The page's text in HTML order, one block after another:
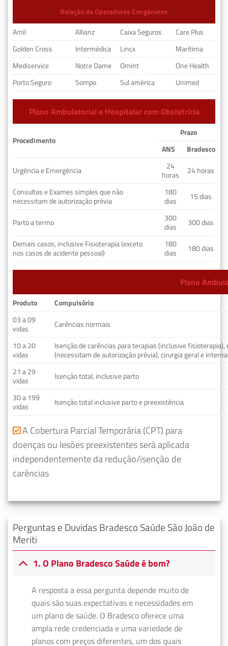
Relação de Operadoras Congêneres
Amil
Allianz Caixa Seguros
Care Plus
Golden Cross
Intermédica Lincx
Marítima
Mediservice
Notre Dame Omint
One Health
Porto Seguro
Sompo Sul américa Unimed
Plano Ambulatorial e Hospitalar com Obstetrícia
Procedimento
Prazo
ANS
Bradesco
Urgência e Emergência
24
horas
24 horas
Consultas e Exames simples que não
necessitam de autorização prévia
180
dias
15 dias
Parto a termo
300
dias
300 dias
Demais casos, inclusive Fisioterapia (exceto
nos casos de acidente pessoal)
180
dias
180 dias
Plano
Produto
Compulsório
03 a 09
vidas
Carências normais
10 a 20
vidas
Isenção de carências para terapias (inclusive fisioterapia),
(necessitam de autorização prévia), cirurgia geral e
21 a 29
vidas
Isenção total, inclusive parto
30 a 199
vidas
Isenção total inclusive parto e preexistência
A Cobertura Parcial Temporária (CPT) para
doenças ou lesões preexistentes será aplicada
independentemente da redução/isenção de
carências
Perguntas e Duvidas Bradesco Saúde São João de
Meriti
1. O Plano Bradesco Saúde é bom?
A resposta a essa pergunta depende muito de
quais são suas expectativas e necessidades em
um plano de saúde. O Bradesco oferece uma
ampla rede credenciada e uma variedade de
planos com preços diferentes, um dos quais